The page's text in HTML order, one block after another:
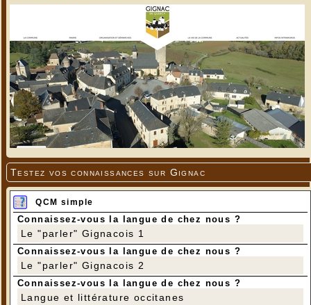
Testez vos connaissances sur Gignac
QCM simple
Connaissez-vous la langue de chez nous ?
Le "parler" Gignacois 1
Connaissez-vous la langue de chez nous ?
Le "parler" Gignacois 2
Connaissez-vous la langue de chez nous ?
Langue et littérature occitanes